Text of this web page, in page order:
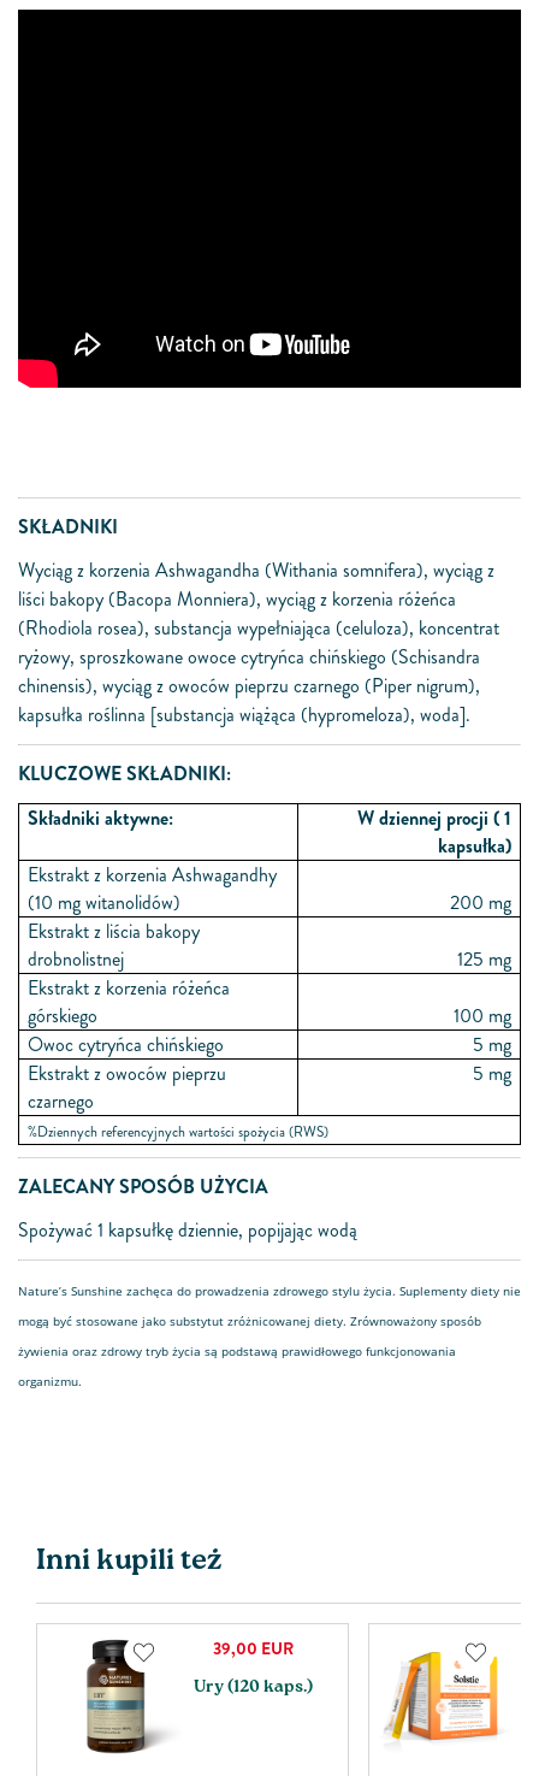
SKŁADNIKI
Wyciąg z korzenia Ashwagandha (Withania somnifera), wyciąg z
liści bakopy (Bacopa Monniera), wyciąg z korzenia różeńca
(Rhodiola rosea), substancja wypełniająca (celuloza), koncentrat
ryżowy, sproszkowane owoce cytryńca chińskiego (Schisandra
chinensis), wyciąg z owoców pieprzu czarnego (Piper nigrum),
kapsułka roślinna [substancja wiążąca (hypromeloza), woda].
KLUCZOWE SKŁADNIKI:
Składniki aktywne:
W dziennej procji ( 1
kapsułka)
Ekstrakt z korzenia Ashwagandhy
(10 mg witanolidów)
200 mg
Ekstrakt z liścia bakopy
drobnolistnej
125 mg
Ekstrakt z korzenia różeńca
górskiego
100 mg
Owoc cytryńca chińskiego
5 mg
Ekstrakt z owoców pieprzu
czarnego
5 mg
%Dziennych referencyjnych wartości spożycia (RWS)
ZALECANY SPOSÓB UŻYCIA
Spożywać 1 kapsułkę dziennie, popijając wodą
Nature’s Sunshine zachęca do prowadzenia zdrowego stylu życia. Suplementy diety nie
mogą być stosowane jako substytut zróżnicowanej diety. Zrównoważony sposób
żywienia oraz zdrowy tryb życia są podstawą prawidłowego funkcjonowania
organizmu.
Inni kupili też
39,00 EUR
Ury (120 kaps.)